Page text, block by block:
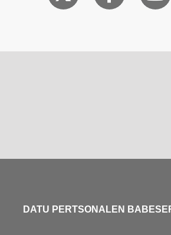
DATU PERTSONALEN